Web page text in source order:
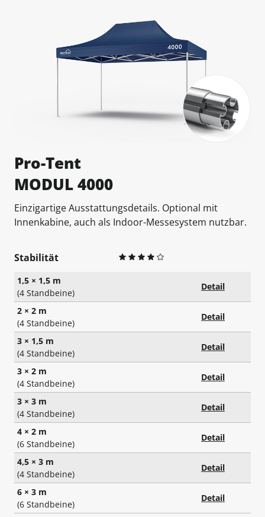
Pro-Tent
MODUL 4000
Einzigartige Ausstattungsdetails. Optional mit
Innenkabine, auch als Indoor-Messesystem nutzbar.
Stabilität
1,5 × 1,5 m
(4 Standbeine)
Detail
2 × 2 m
(4 Standbeine)
Detail
3 × 1,5 m
(4 Standbeine)
Detail
3 × 2 m
(4 Standbeine)
Detail
3 × 3 m
(4 Standbeine)
Detail
4 × 2 m
(6 Standbeine)
Detail
4,5 × 3 m
(4 Standbeine)
Detail
6 × 3 m
(6 Standbeine)
Detail